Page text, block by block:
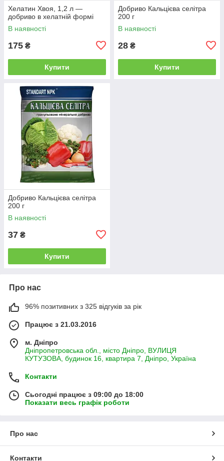
Хелатин Хвоя, 1,2 л —
добриво в хелатній формі
В наявності
175 ₴
Купити
Добриво Кальцієва селітра
200 г
В наявності
28 ₴
Купити
Добриво Кальцієва селітра
200 г
В наявності
37 ₴
Купити
Про нас
96% позитивних з 325 відгуків за рік
Працює з 21.03.2016
м. Дніпро
Дніпропетровська обл., місто Дніпро, ВУЛИЦЯ
КУТУЗОВА, будинок 16, квартира 7, Дніпро, Україна
Контакти
Сьогодні працює з 09:00 до 18:00
Показати весь графік роботи
Про нас
Контакти